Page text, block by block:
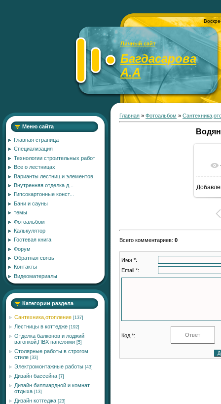
Личный сайт
Багдасарова
А.А
Меню сайта
Главная страница
Специализация
Технологии строительных работ
Все о лестницах
Варианты лестниц и элементов
Внутренняя отделка д...
Гипсокартонные конст...
Бани и сауны
темы
Фотоальбом
Калькулятор
Гостевая книга
Форум
Обратная связь
Контакты
Видеоматериалы
Категории раздела
Сантехника,отопление [137]
Лестницы в коттедже [192]
Отделка балконов и лоджий
вагонкой,ПВХ панелями [5]
Столярные работы в строгом
стиле [33]
Электромонтажные работы [43]
Дизайн бассейна [7]
Дизайн биллиардной и комнат
отдыха [13]
Дизайн коттеджа [23]
Главная » Фотоальбом »
Всего комментариев: 0
Имя *:
Email *:
Код *: